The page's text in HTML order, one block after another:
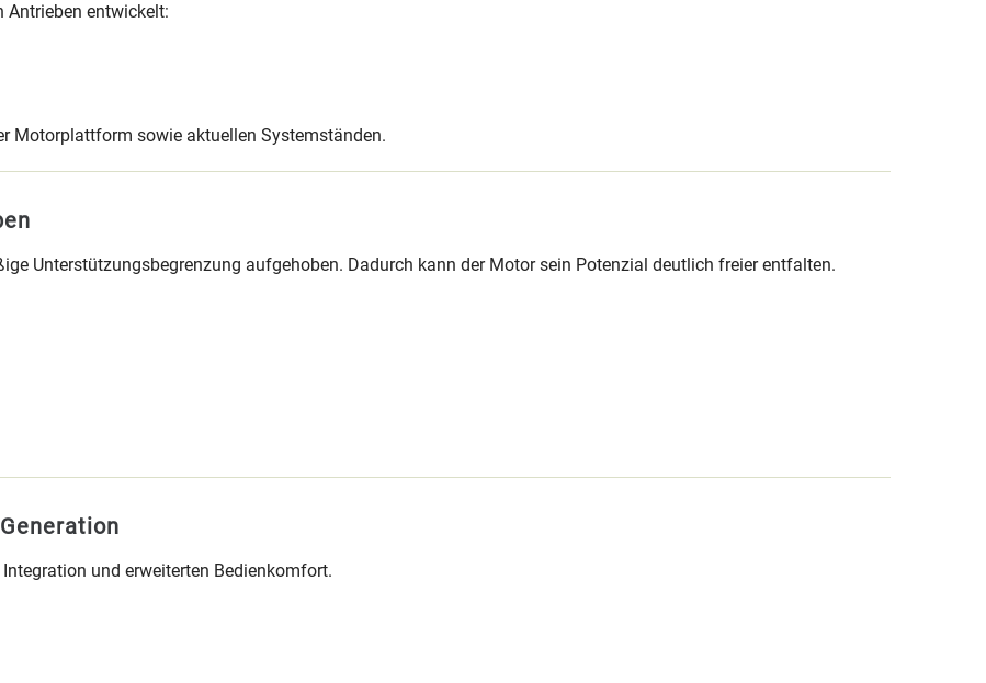
Antrieben entwickelt:
Motorplattform sowie aktuellen Systemständen.
Unterstützungsbegrenzung aufgehoben. Dadurch kann der Motor sein Potenzial deutlich freier entfalten.
und erweiterten Bedienkomfort.